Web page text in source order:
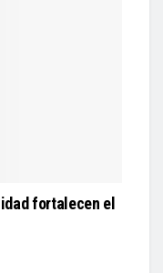
fortalecen el